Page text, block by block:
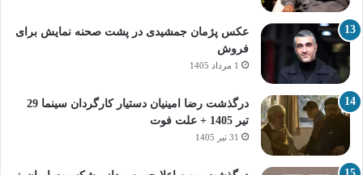
عکس پژمان جمشیدی در پشت صحنه نمایش برای
فروش
1 مرداد 1405
درگذشت رضا امینیان دستیار کارگردان سینما 29
تیر 1405 + علت فوت
31 تیر 1405